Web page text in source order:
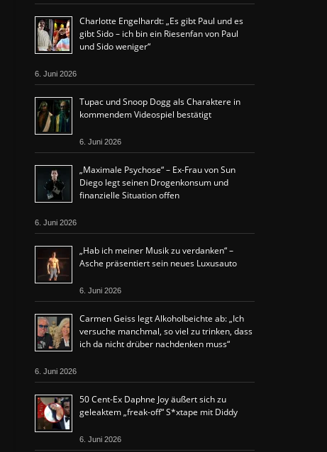
Charlotte Engelhardt: „Es gibt Paul und es
gibt Sido – ich bin ein Riesenfan von Paul
und Sido weniger“
6. Juni 2026
Tupac und Snoop Dogg als Charaktere in
kommendem Videospiel bestätigt
6. Juni 2026
„Maximale Psychose“ – Ex-Frau von Sun
Diego legt seinen Drogenkonsum und
finanzielle Situation offen
6. Juni 2026
„Hab ich meiner Musik zu verdanken“ –
Asche präsentiert sein neues Luxusauto
6. Juni 2026
Carmen Geiss legt Alkoholbeichte ab: „Ich
versuche manchmal, so viel zu trinken, dass
ich da nicht drüber nachdenken muss“
6. Juni 2026
50 Cent-Ex Daphne Joy äußert sich zu
geleaktem „freak-off“ S*xtape mit Diddy
6. Juni 2026